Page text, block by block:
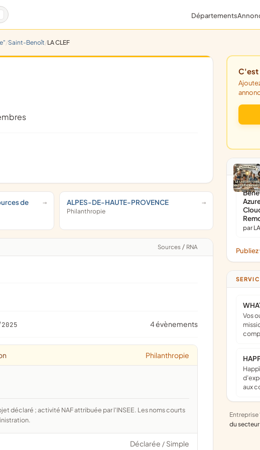
Départements
Saint-Benoît LA CLEF
de
ALPES-DE-HAUTE-PROVENCE
Philanthropie
Sources / RNA
4 évènements
Philanthropie
Déclarée / Simple
Ajoutez contact, activités, photos et
par
Vos outils numériques au service de votre
Happï Scop est une coopérative
aux
Entreprise
du secteur